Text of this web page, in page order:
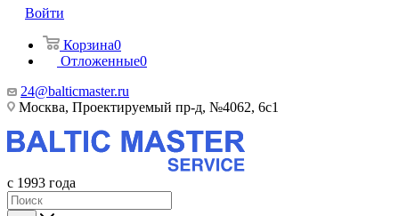
Войти
Корзина0
Отложенные0
24@balticmaster.ru
Москва, Проектируемый пр-д, №4062, 6с1
с 1993 года